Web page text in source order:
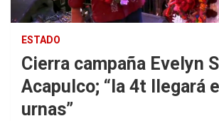
ESTADO
Cierra campaña Evelyn
Acapulco; “la 4t llegará
urnas”